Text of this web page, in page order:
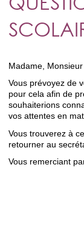
Madame, Monsieur
Vous prévoyez de
pour cela afin de
souhaiterions
vos attentes en
Vous trouverez à
retourner au
Vous remerciant